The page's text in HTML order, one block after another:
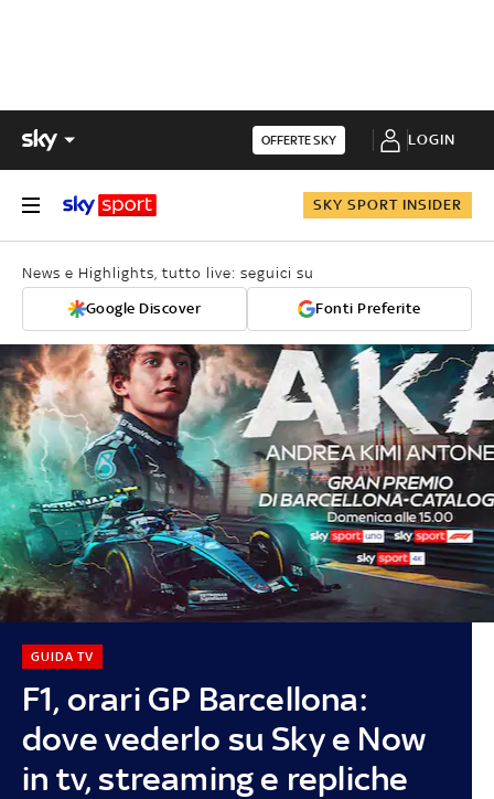
OFFERTE SKY LOGIN
SKY SPORT INSIDER
News e Highlights, tutto live: seguici su
Google Discover Fonti Preferite
F1, orari GP Barcellona:
dove vederlo su Sky e Now
in tv, streaming e repliche
GUIDA TV